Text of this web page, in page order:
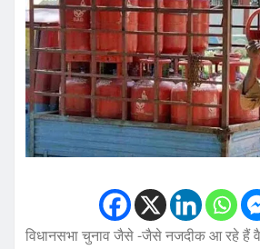
विधानसभा चुनाव जैसे -जैसे नजदीक आ रहे हैं